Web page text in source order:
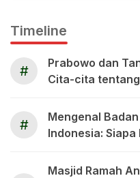
Timeline
#
Prabowo dan
Cita-cita
#
Mengenal
Indonesia:
Masjid Ramah